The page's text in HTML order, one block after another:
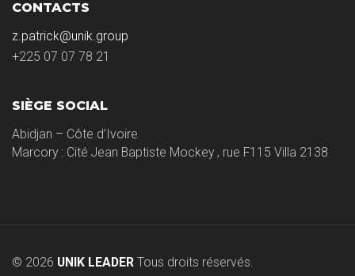
CONTACTS
z.patrick@unik.group
+225 07 07 78 21
SIÈGE SOCIAL
Abidjan – Côte d’Ivoire
Marcory : Cité Jean Baptiste Mockey , rue F115 Villa 2138
© 2026 UNIK LEADER Tous droits réservés.